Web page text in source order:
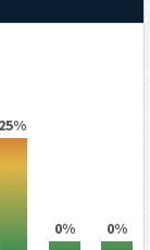
25%
0% 0%